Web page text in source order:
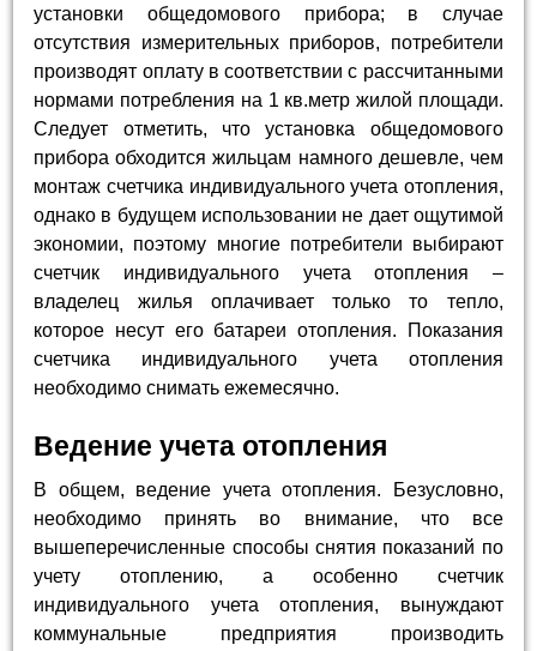
установки общедомового прибора; в случае
отсутствия измерительных приборов, потребители
производят оплату в соответствии с рассчитанными
нормами потребления на 1 кв.метр жилой площади.
Следует отметить, что установка общедомового
прибора обходится жильцам намного дешевле, чем
монтаж счетчика индивидуального учета отопления,
однако в будущем использовании не дает ощутимой
экономии, поэтому многие потребители выбирают
счетчик индивидуального учета отопления –
владелец жилья оплачивает только то тепло,
которое несут его батареи отопления. Показания
счетчика индивидуального учета отопления
необходимо снимать ежемесячно.
Ведение учета отопления
В общем, ведение учета отопления. Безусловно,
необходимо принять во внимание, что все
вышеперечисленные способы снятия показаний по
учету отоплению, а особенно счетчик
индивидуального учета отопления, вынуждают
коммунальные предприятия производить